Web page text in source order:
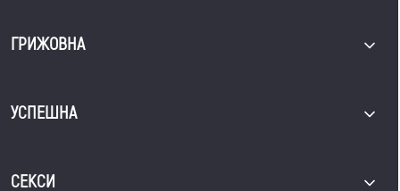
ГРИЖОВНА
УСПЕШНА
СЕКСИ